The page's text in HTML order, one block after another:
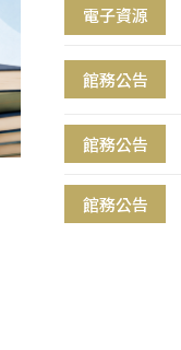
電子資源
館務公告
館務公告
館務公告